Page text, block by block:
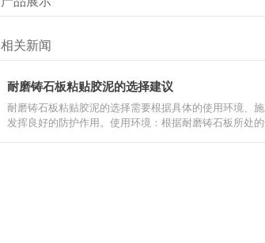
相关新闻
耐磨铸石板粘贴胶泥的选择建议
耐磨铸石板粘贴胶泥的选择需要根据具体的使用环境、
发挥良好的防护作用。使用环境：根据耐磨铸石板所处